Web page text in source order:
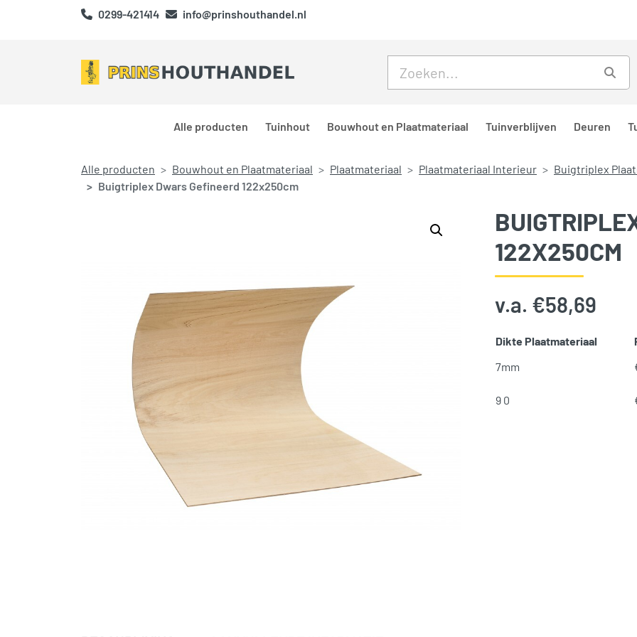
0299-421414 info@prinshouthandel.nl
Alle producten Tuinhout Bouwhout en Plaatmateriaal Tuinverblijven Deuren
Alle producten Bouwhout en Plaatmateriaal Plaatmateriaal Plaatmateriaal Interieur
Buigtriplex
Buigtriplex Dwars Gefineerd 122x250cm
122X250CM
v.a. €58,69
Dikte Plaatmateriaal
7mm
9 0